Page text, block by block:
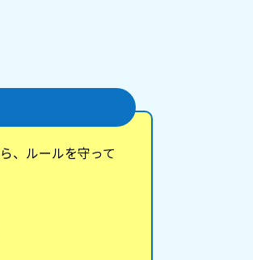
、ルールを守って